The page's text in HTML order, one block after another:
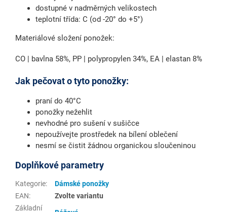
dostupné v nadměrných velikostech
teplotní třída: C (od -20° do +5°)
Materiálové složení ponožek:
CO | bavlna 58%, PP | polypropylen 34%, EA | elastan 8%
Jak pečovat o tyto ponožky:
praní do 40°C
ponožky nežehlit
nevhodné pro sušení v sušičce
nepoužívejte prostředek na bílení oblečení
nesmí se čistit žádnou organickou sloučeninou
Doplňkové parametry
Kategorie:
Dámské ponožky
EAN:
Zvolte variantu
Základní